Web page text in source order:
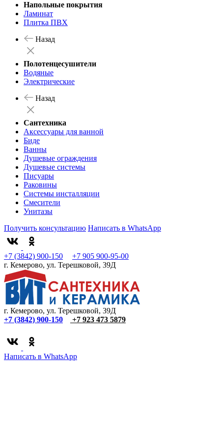
Напольные покрытия
Ламинат
Плитка ПВХ
Назад
Полотенцесушители
Водяные
Электрические
Назад
Сантехника
Аксессуары для ванной
Биде
Ванны
Душевые ограждения
Душевые системы
Писуары
Раковины
Системы инсталляции
Смесители
Унитазы
Получить консультацию Написать в WhatsApp
+7 (3842) 900-150
+7 905 900-95-00
г. Кемерово, ул. Терешковой, 39Д
г. Кемерово, ул. Терешковой, 39Д
+7 (3842) 900-150
+7 923 473 5879
Написать в WhatsApp